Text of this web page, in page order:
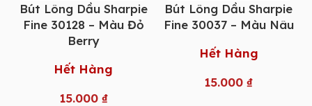
Bút Lông Dầu Sharpie
Fine 30128 – Màu Đỏ
Berry
Hết Hàng
15.000 ₫
Bút Lông Dầu Sharpie
Fine 30037 – Màu Nâu
Hết Hàng
15.000₫